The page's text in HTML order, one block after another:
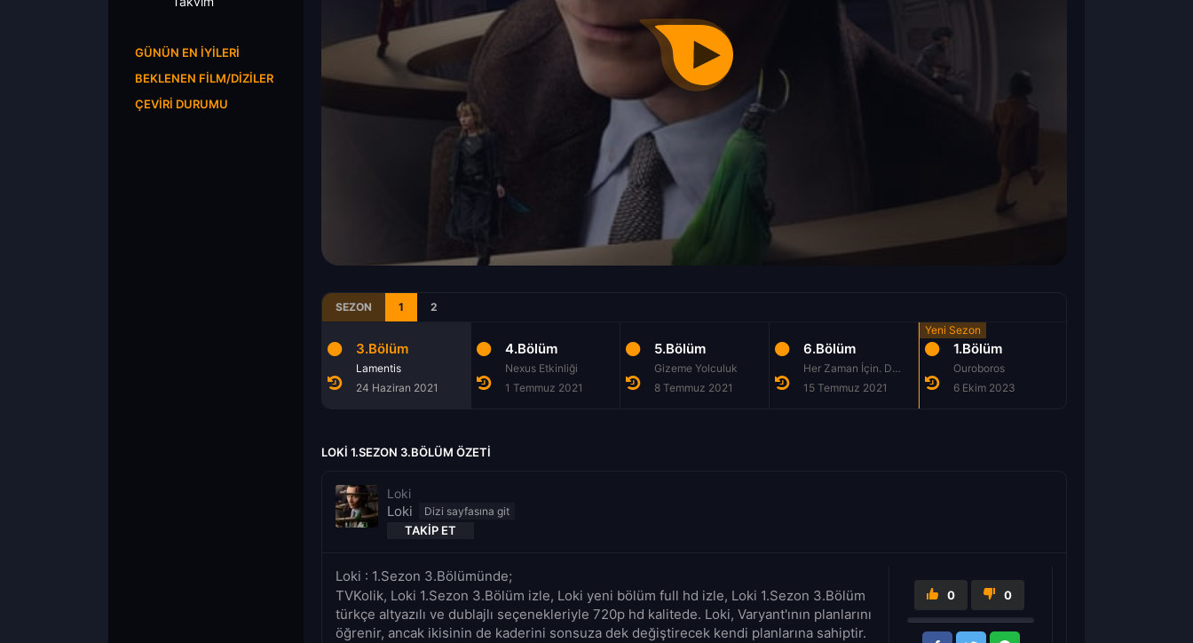
GÜNÜN EN İYILERI
BEKLENEN FILM/DIZILER
ÇEVIRI DURUMU
SEZON 1 2
3.Bölüm
Lamentis
24 Haziran 2021
4.Bölüm
Nexus Etkinliği
1 Temmuz 2021
5.Bölüm
Gizeme Yolculuk
8 Temmuz 2021
6.Bölüm
Her Zaman İçin. Daima.
15 Temmuz 2021
1.Bölüm
Ouroboros
6 Ekim 2023
LOKI 1.SEZON 3.BÖLÜM ÖZETI
Loki
Loki
TAKIP ET
Loki : 1.Sezon 3.Bölümünde;
TVKolik, Loki 1.Sezon 3.Bölüm izle, Loki yeni bölüm full hd izle, Loki 1.Sezon 3.Bölüm
türkçe altyazılı ve dublajlı seçenekleriyle 720p hd kalitede. Loki, Varyant'ının planlarını
öğrenir, ancak ikisinin de kaderini sonsuza dek değiştirecek kendi planlarına sahiptir.
0 0